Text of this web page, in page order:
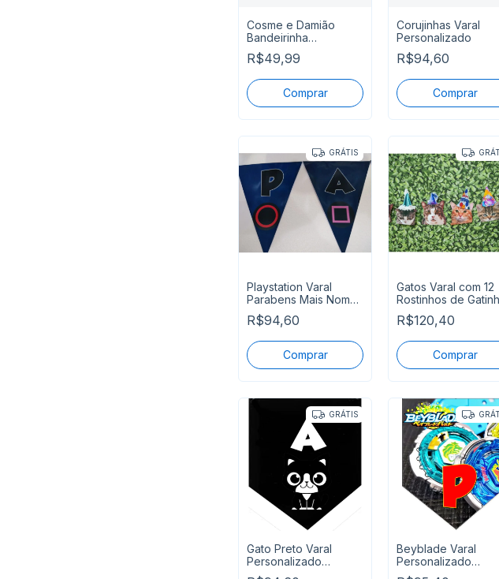
Cosme e Damião
Bandeirinha
Decorativa para Festa
50 Unidades
R$49,99
Corujinhas Varal
Personalizado
R$94,60
GRÁTIS
Playstation Varal
Parabens Mais Nome
Personalizado
R$94,60
Gatos Varal com 12
Rostinhos de
Decorados
R$120,40
GRÁTIS
Gato Preto Varal
Personalizado
Parabens Mais Nome
Beyblade Varal
Personalizado
Parabéns + Nome